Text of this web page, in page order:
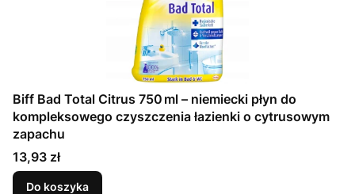
Biff Bad Total Citrus 750 ml – niemiecki płyn do
kompleksowego czyszczenia łazienki o cytrusowym
zapachu
Cena
13,93 zł
Do koszyka